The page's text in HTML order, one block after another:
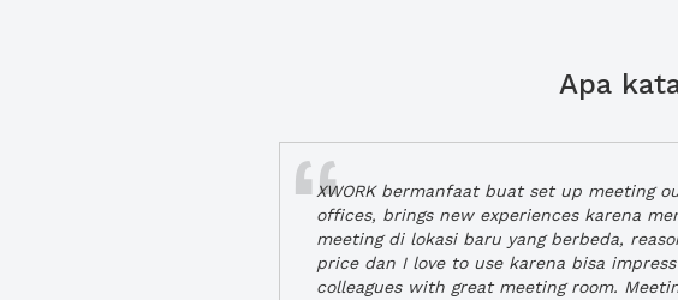
Apa
XWORK bermanfaat buat set up meeting
offices, brings new experiences karena
meeting di lokasi baru yang berbeda,
price dan I love to use karena bisa
colleagues with great meeting room.